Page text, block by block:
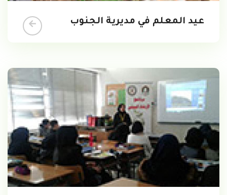
عيد المعلم في مديرية الجنوب